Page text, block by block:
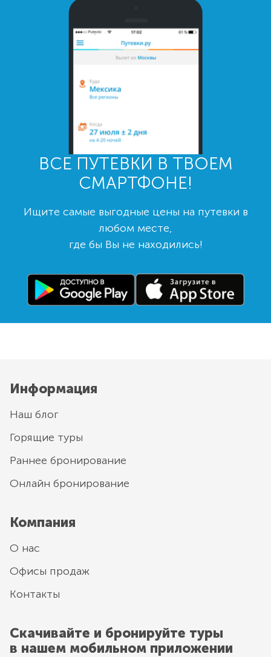
ВСЕ ПУТЕВКИ В ТВОЕМ
СМАРТФОНЕ!
Ищите самые выгодные цены на путевки в
любом месте,
где бы Вы не находились!
Информация
Наш блог
Горящие туры
Раннее бронирование
Онлайн бронирование
Компания
О нас
Офисы продаж
Контакты
Скачивайте и бронируйте туры
в нашем мобильном приложении